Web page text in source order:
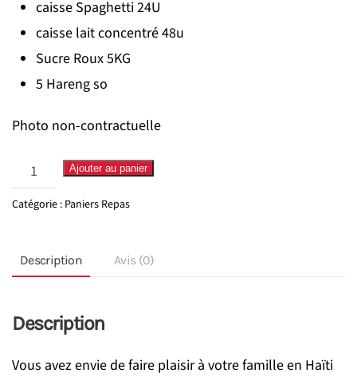
caisse Spaghetti 24U
caisse lait concentré 48u
Sucre Roux 5KG
5 Hareng so
Photo non-contractuelle
quantité
de
Ajouter au panier
Catégorie : Paniers Repas
Description Avis (0)
Description
Vous avez envie de faire plaisir à votre famille en Haïti